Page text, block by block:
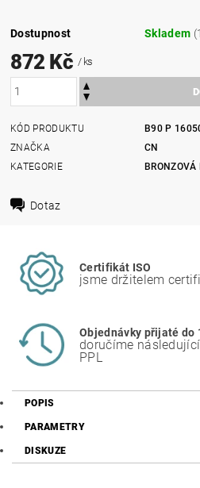
Dostupnost Skladem
872 Kč / ks
KÓD PRODUKTU
B90 P
ZNAČKA
CN
KATEGORIE
BRONZOVÁ
Dotaz
Certifikát ISO
jsme držitelem
Objednávky přijaté do
doručíme
PPL
POPIS
PARAMETRY
DISKUZE